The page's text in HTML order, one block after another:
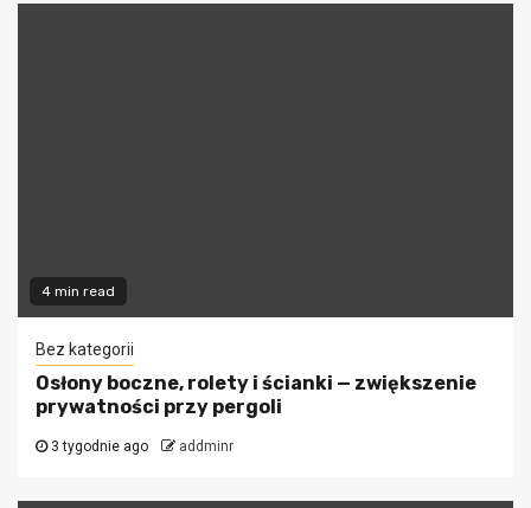
4 min read
Bez kategorii
Osłony boczne, rolety i ścianki — zwiększenie
prywatności przy pergoli
3 tygodnie ago addminr